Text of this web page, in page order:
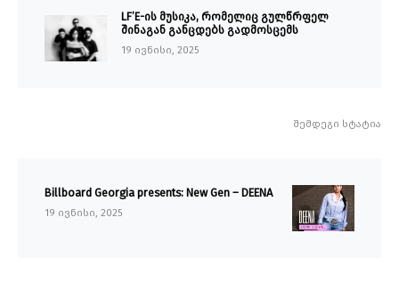
LF’E-ის მუსიკა, რომელიც გულწრფელ
შინაგან განცდებს გადმოსცემს
19 ივნისი, 2025
შემდეგი სტატია
Billboard Georgia presents: New Gen – DEENA
19 ივნისი, 2025